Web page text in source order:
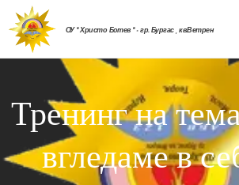
ОУ " Христо Ботев " - гр. Бургас , кв.Ветрен
Тренинг на
вгледаме в